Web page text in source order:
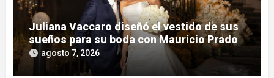
Juliana Vaccaro diseñó el vestido de sus
sueños para su boda con Maurício Prado
agosto 7, 2026